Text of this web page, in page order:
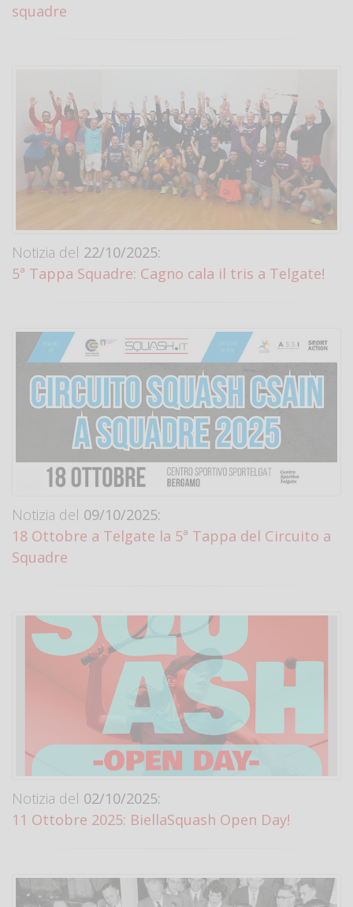
squadre
Notizia del 22/10/2025:
5ª Tappa Squadre: Cagno cala il tris a Telgate!
Notizia del 09/10/2025:
18 Ottobre a Telgate la 5ª Tappa del Circuito a
Squadre
Notizia del 02/10/2025:
11 Ottobre 2025: BiellaSquash Open Day!